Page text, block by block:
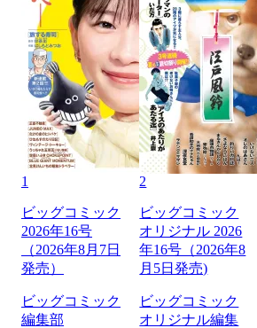
1
ビッグコミック
2026年16号
（2026年8月7日
発売）
ビッグコミック
編集部
2
ビッグコミック
オリジナル 2026
年16号（2026年8
月5日発売)
ビッグコミック
オリジナル編集